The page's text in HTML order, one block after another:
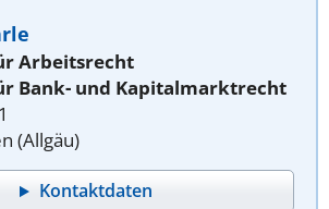
Arbeitsrecht
Bank- und Kapitalmarktrecht
(Allgäu)
Kontaktdaten